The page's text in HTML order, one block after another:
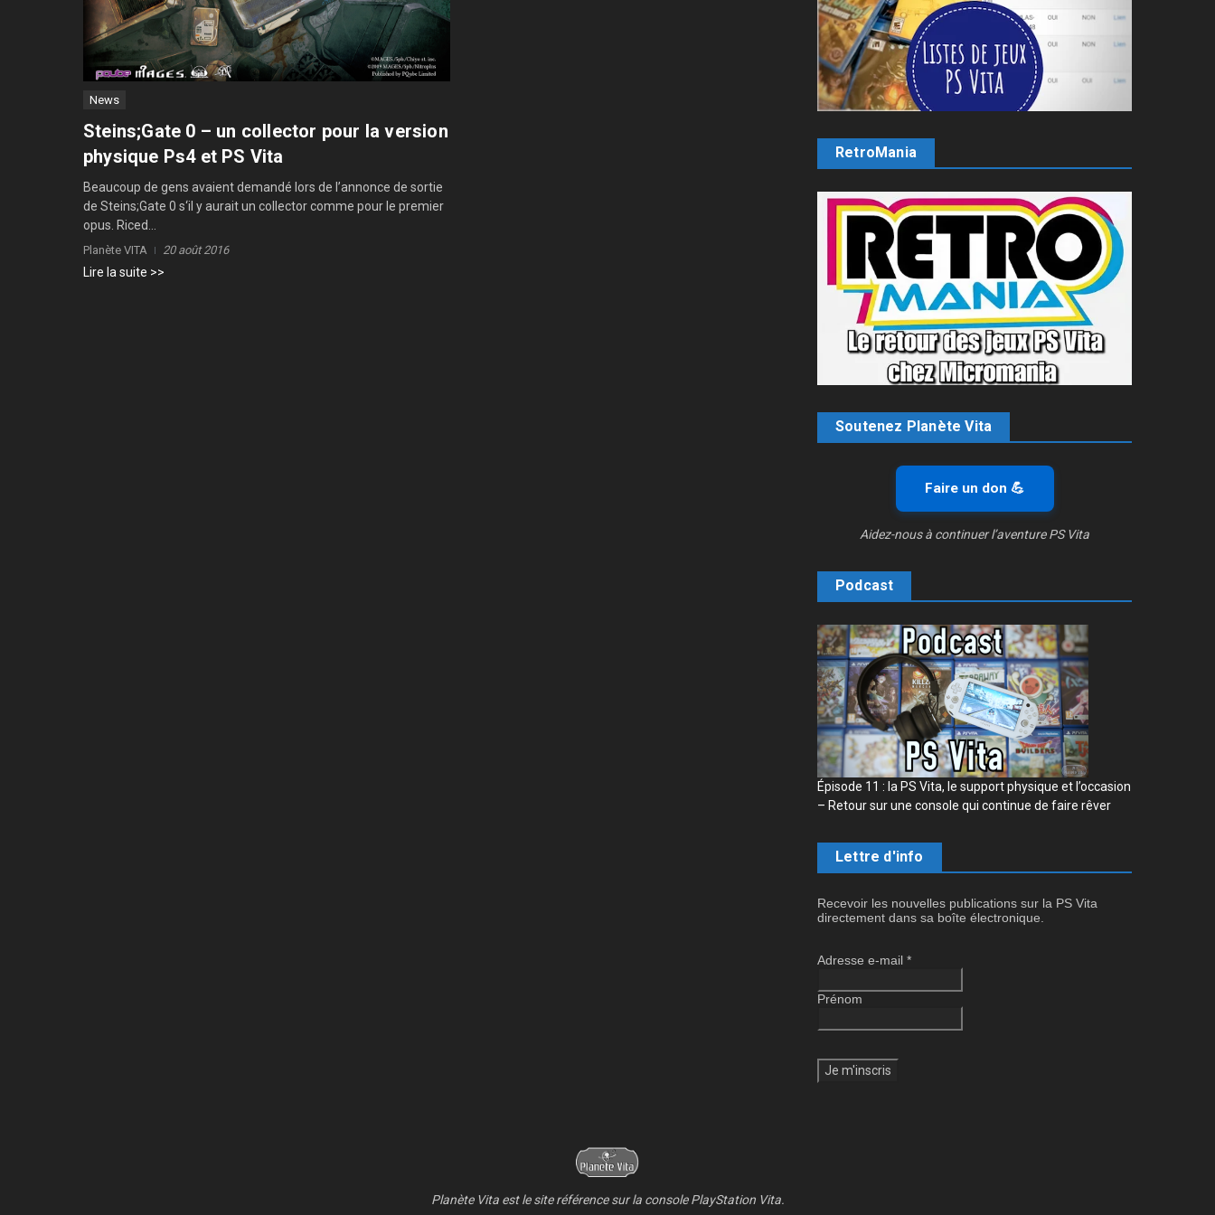
News
Steins;Gate 0 – un collector pour la version
physique Ps4 et PS Vita
Beaucoup de gens avaient demandé lors de l’annonce de sortie
de Steins;Gate 0 s‘il y aurait un collector comme pour le premier
opus. Riced...
Planète VITA 20 août 2016
Lire la suite >>
RetroMania
Soutenez Planète Vita
Faire un don 💪
Aidez-nous à continuer l’aventure PS Vita
Podcast
Épisode 11 : la PS Vita, le support physique et l’occasion
– Retour sur une console qui continue de faire rêver
Lettre d'info
Recevoir les nouvelles publications sur la PS Vita
directement dans sa boîte électronique.
Adresse e-mail *
Prénom
Planète Vita est le site référence sur la console PlayStation Vita.